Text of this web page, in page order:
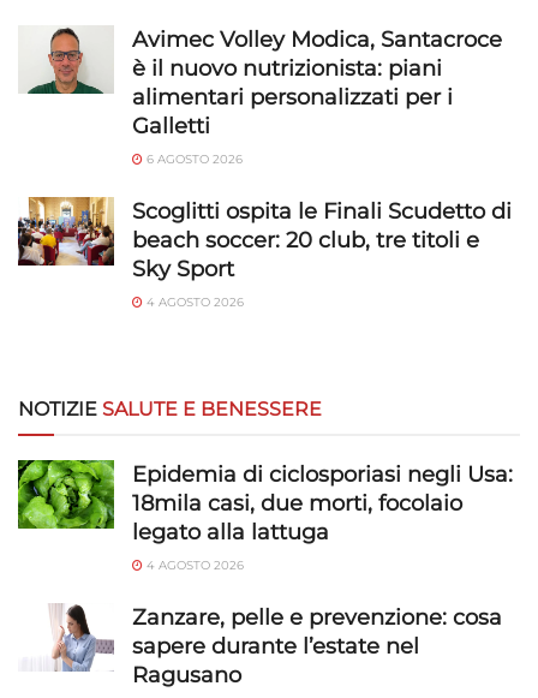
Garantire la sicurezza, prevenire e
rilevare frodi, correggere errori, Erogare
e presentare pubblicità e contenuto,
Salvare e comunicare le scelte sulla
Avimec Volley Modica, Santacroce
è il nuovo nutrizionista: piani
alimentari personalizzati per i
Galletti
6 AGOSTO 2026
Scoglitti ospita le Finali Scudetto di
beach soccer: 20 club, tre titoli e
Sky Sport
4 AGOSTO 2026
NOTIZIE SALUTE E BENESSERE
Epidemia di ciclosporiasi negli Usa:
18mila casi, due morti, focolaio
legato alla lattuga
4 AGOSTO 2026
Zanzare, pelle e prevenzione: cosa
sapere durante l’estate nel
Ragusano